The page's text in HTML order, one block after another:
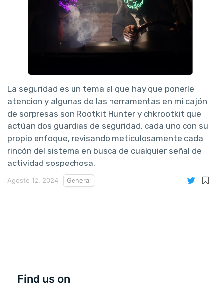
La seguridad es un tema al que hay que ponerle
atencion y algunas de las herramentas en mi cajón
de sorpresas son Rootkit Hunter y chkrootkit que
actúan dos guardias de seguridad, cada uno con su
propio enfoque, revisando meticulosamente cada
rincón del sistema en busca de cualquier señal de
actividad sospechosa.
Agosto 12, 2024 General
Find us on